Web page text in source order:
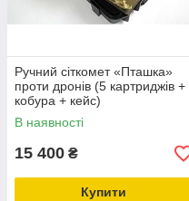
Ручний сіткомет «Пташка»
проти дронів (5 картриджів +
кобура + кейс)
В наявності
15 400 ₴
Купити